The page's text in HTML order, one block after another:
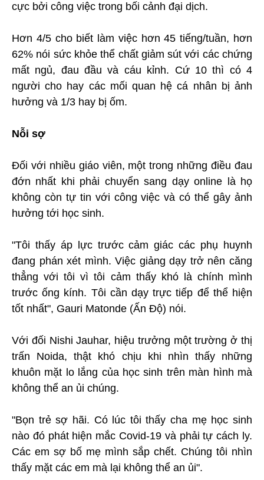
cực bởi công việc trong bối cảnh đại dịch.
Hơn 4/5 cho biết làm việc hơn 45 tiếng/tuần, hơn
62% nói sức khỏe thể chất giảm sút với các chứng
mất ngủ, đau đầu và cáu kỉnh. Cứ 10 thì có 4
người cho hay các mối quan hệ cá nhân bị ảnh
hưởng và 1/3 hay bị ốm.
Nỗi sợ
Đối với nhiều giáo viên, một trong những điều đau
đớn nhất khi phải chuyển sang dạy online là họ
không còn tự tin với công việc và có thể gây ảnh
hưởng tới học sinh.
"Tôi thấy áp lực trước cảm giác các phụ huynh
đang phán xét mình. Việc giảng dạy trở nên căng
thẳng với tôi vì tôi cảm thấy khó là chính mình
trước ống kính. Tôi cần dạy trực tiếp để thể hiện
tốt nhất", Gauri Matonde (Ấn Độ) nói.
Với đối Nishi Jauhar, hiệu trưởng một trường ở thị
trấn Noida, thật khó chịu khi nhìn thấy những
khuôn mặt lo lắng của học sinh trên màn hình mà
không thể an ủi chúng.
"Bọn trẻ sợ hãi. Có lúc tôi thấy cha mẹ học sinh
nào đó phát hiện mắc Covid-19 và phải tự cách ly.
Các em sợ bố mẹ mình sắp chết. Chúng tôi nhìn
thấy mặt các em mà lại không thể an ủi".